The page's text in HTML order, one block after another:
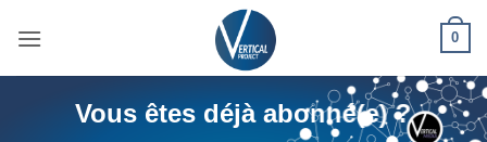
0
Vous êtes déjà abonné(e) ?